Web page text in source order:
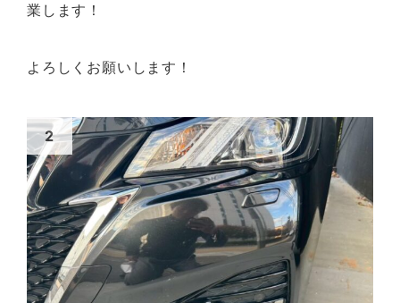
業します！
よろしくお願いします！